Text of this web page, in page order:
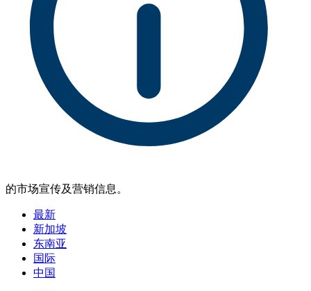
的市场宣传及营销信息。
最新
新加坡
东南亚
国际
中国